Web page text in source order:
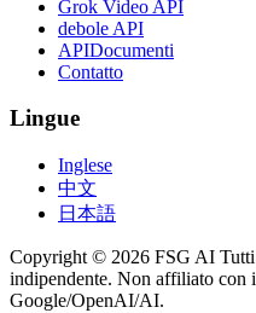
Grok Video API
debole API
APIDocumenti
Contatto
Lingue
Inglese
中文
日本語
Copyright © 2026 FSG AI
indipendente. Non affiliato con
Google/OpenAI/AI.